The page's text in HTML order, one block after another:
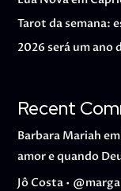
Tarot da semana:
2026 será um ano
Recent
Barbara Mariah em
amor e quando
Jô Costa •